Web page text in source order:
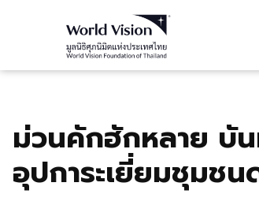
ม่วนคักฮักหลาย บั
อุปการะเยี่ยมชุมช